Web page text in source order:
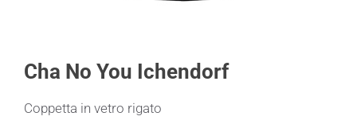
Cha No You Ichendorf
Coppetta in vetro rigato